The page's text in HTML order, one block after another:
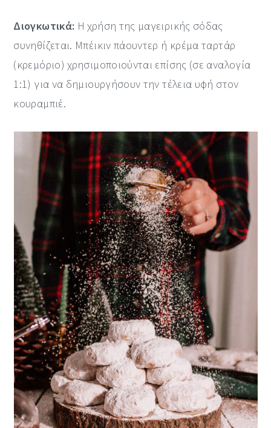
Διογκωτικά: Η χρήση της μαγειρικής σόδας
συνηθίζεται. Μπέικιν πάουντερ ή κρέμα ταρτάρ
(κρεμόριο) χρησιμοποιούνται επίσης (σε αναλογία
1:1) για να δημιουργήσουν την τέλεια υφή στον
κουραμπιέ.